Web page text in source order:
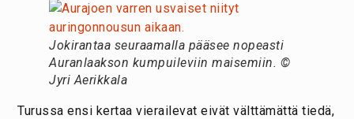
Jokirantaa seuraamalla pääsee nopeasti
Auranlaakson kumpuileviin maisemiin. ©
Jyri Aerikkala
Turussa ensi kertaa vierailevat eivät välttämättä tiedä,